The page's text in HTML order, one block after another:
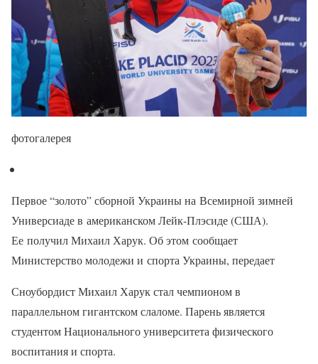
фотогалерея
Первое “золото” сборной Украины на Всемирной зимней
Универсиаде в американском Лейк-Плэсиде (США).
Ее получил Михаил Харук. Об этом сообщает
Министерство молодежи и спорта Украины, передает
Сноубордист Михаил Харук стал чемпионом в
параллельном гигантском слаломе. Парень является
студентом Национального университета физического
воспитания и спорта.